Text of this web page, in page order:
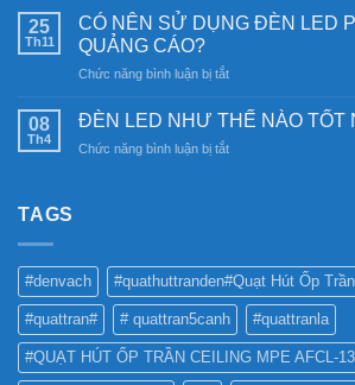
Khám
nghệ
sáng
bền
sao
Đèn
Nam
6SS-
25
Th11
CÓ NÊN SỬ DỤNG ĐÈN LED
QUẢNG CÁO?
Chức năng bình luận bị tắtở
NÊN
DỤNG
QUẢNG
CÁO?
08
Th4
ĐÈN LED NHƯ THẾ NÀO TỐT
Chức năng bình luận bị tắtở
TỐT
NHẤT
?
TAGS
#denvach #quathuttranden#Quạt Hút Ốp
#quattran# # quattran5canh #quattranla
#QUẠT HÚT ỐP TRẦN CEILING MPE AFCL-